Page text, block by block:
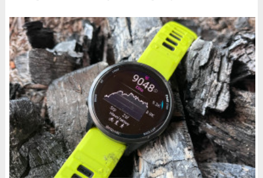
Hodinky Fénix 7 a Epix pořídíte za super ceny. O
hezký kus níže, než jsou ceny doporučené